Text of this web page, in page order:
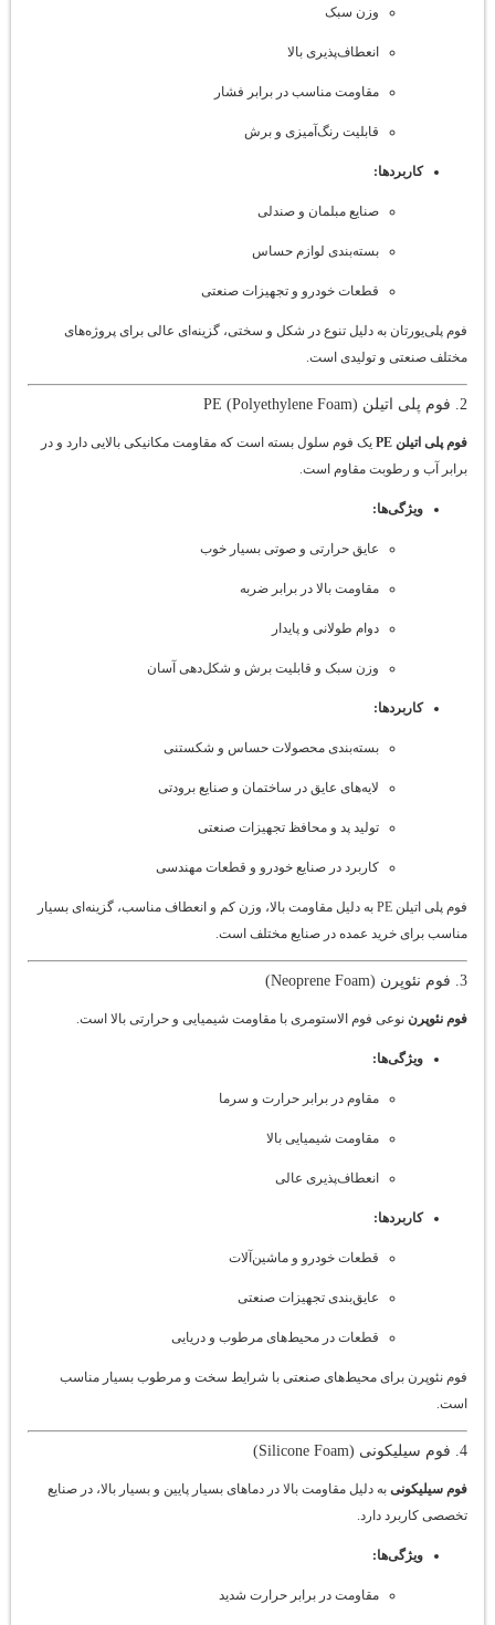
وزن سبک
انعطاف‌پذیری بالا
مقاومت مناسب در برابر فشار
قابلیت رنگ‌آمیزی و برش
کاربردها:
صنایع مبلمان و صندلی
بسته‌بندی لوازم حساس
قطعات خودرو و تجهیزات صنعتی
فوم پلی‌یورتان به دلیل تنوع در شکل و سختی، گزینه‌ای عالی برای پروژه‌های
مختلف صنعتی و تولیدی است.
فوم پلی اتیلن PE
یک فوم سلول بسته است که مقاومت مکانیکی بالایی دارد و در
برابر آب و رطوبت مقاوم است.
ویژگی‌ها:
عایق حرارتی و صوتی بسیار خوب
مقاومت بالا در برابر ضربه
دوام طولانی و پایدار
وزن سبک و قابلیت برش و شکل‌دهی آسان
کاربردها:
بسته‌بندی محصولات حساس و شکستنی
لایه‌های عایق در ساختمان و صنایع برودتی
تولید پد و محافظ تجهیزات صنعتی
کاربرد در صنایع خودرو و قطعات مهندسی
فوم پلی اتیلن PE به دلیل مقاومت بالا، وزن کم و انعطاف مناسب، گزینه‌ای بسیار
مناسب برای خرید عمده در صنایع مختلف است.
فوم نئوپرن نوعی فوم الاستومری با مقاومت شیمیایی و حرارتی بالا است.
ویژگی‌ها:
مقاوم در برابر حرارت و سرما
مقاومت شیمیایی بالا
انعطاف‌پذیری عالی
کاربردها:
قطعات خودرو و ماشین‌آلات
عایق‌بندی تجهیزات صنعتی
قطعات در محیط‌های مرطوب و دریایی
فوم نئوپرن برای محیط‌های صنعتی با شرایط سخت و مرطوب بسیار مناسب
است.
فوم سیلیکونیبه دلیل مقاومت بالا در دماهای بسیار پایین و بسیار بالا، در صنایع
تخصصی کاربرد دارد.
ویژگی‌ها:
مقاومت در برابر حرارت شدید